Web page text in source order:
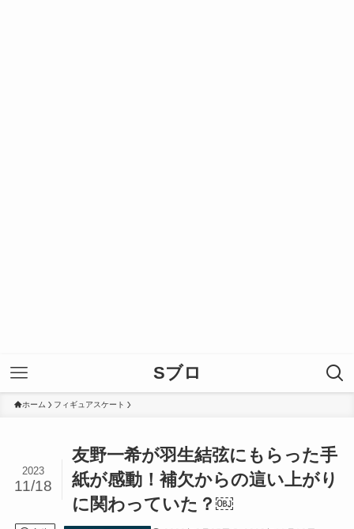
Sブロ
ホーム フィギュアスケート
友野一希が羽生結弦にもらった手
紙が感動！補欠からの這い上がり
に関わっていた？￼
2023
11/18